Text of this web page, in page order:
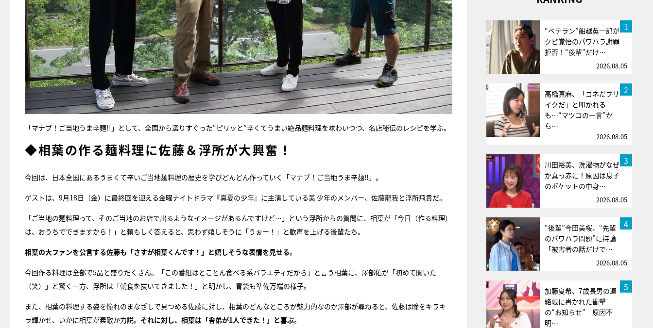
「マナブ！ご当地うま辛麺!!」として、全国から選りすぐった“ピリッと”辛くてうまい絶品麺料理を味わいつつ、名店秘伝のレシピを学ぶ。
◆相葉の作る麺料理に佐藤＆浮所が大興奮！
今回は、日本全国にあるうまくて辛いご当地麺料理の歴史を学びどんどん作っていく「マナブ！ご当地うま辛麺‼」。
ゲストは、9月18日（金）に最終回を迎える金曜ナイトドラマ『真夏の少年』に主演している美 少年のメンバー、佐藤龍我と浮所飛貴だ。
「ご当地の麺料理って、そのご当地のお店で出るようなイメージがあるんですけど…」という浮所からの質問に、相葉が「今日（作る料理）
は、おうちでできますから！」と頼もしく答えると、思わず嬉しそうに「うぉー！」と歓声を上げる後輩たち。
相葉の大ファンを公言する佐藤も「さすが相葉くんです！」と嬉しそうな表情を見せる。
今回作る料理は全部で5品と盛りだくさん。「この番組はとことん食べる系バラエティだから」と言う相葉に、澤部佑が「初めて聞いた
（笑）」と驚く一方、浮所は「朝食を抜いてきました！」と明かし、胃袋も準備万端の様子。
また、相葉の料理する姿を憧れのまなざしで見つめる佐藤に対し、相葉のどんなところが魅力的なのか澤部が尋ねると、佐藤は瞳をキラキ
ラ輝かせ、いかに相葉が素敵か力説。 それに対し、相葉は「舎弟が1人できた！」と喜ぶ。
1
“ベテラン”船越英一郎が
クビ覚悟のパワハラ謝罪
拒否！“後輩”だけ…
2026.08.05
2
高橋真麻、「コネだブサ
イクだ」と叩かれる
も…“マツコの一言”か
ら…
2026.08.05
3
川田裕美、洗濯物がなぜ
か真っ赤に！原因は息子
のポケットの中身…
2026.08.05
4
“後輩”今田美桜、“先輩
のパワハラ問題”に持論
「被害者の話だけで…
2026.08.05
5
加藤夏希、7歳長男の連
絡帳に書かれた衝撃
の“お知らせ” 原因不
明…